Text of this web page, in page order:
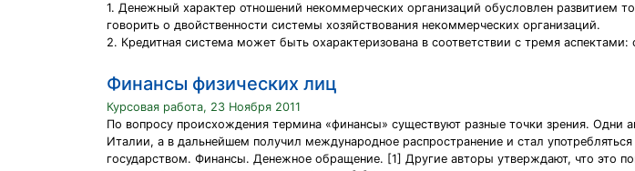
1. Денежный характер отношений некоммерческих организаций обусловлен
говорить о двойственности системы хозяйствования некоммерческих организаций.
2. Кредитная система может быть охарактеризована в соответствии с тремя
Финансы физических лиц
Курсовая работа, 23 Ноября 2011
По вопросу происхождения термина «финансы» существуют разные точки зрения. Одни
Италии, а в дальнейшем получил международное распространение и стал
государством. Финансы. Денежное обращение. [1] Другие авторы утверждают, что это